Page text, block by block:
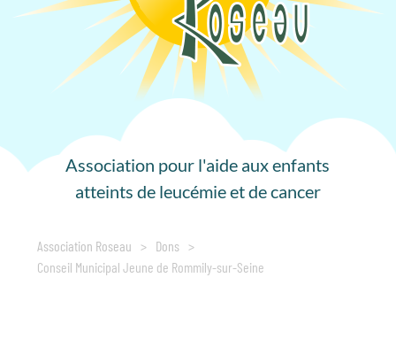
Association pour l'aide aux enfants
atteints de leucémie et de cancer
Association Roseau > Dons >
Conseil Municipal Jeune de Rommily-sur-Seine